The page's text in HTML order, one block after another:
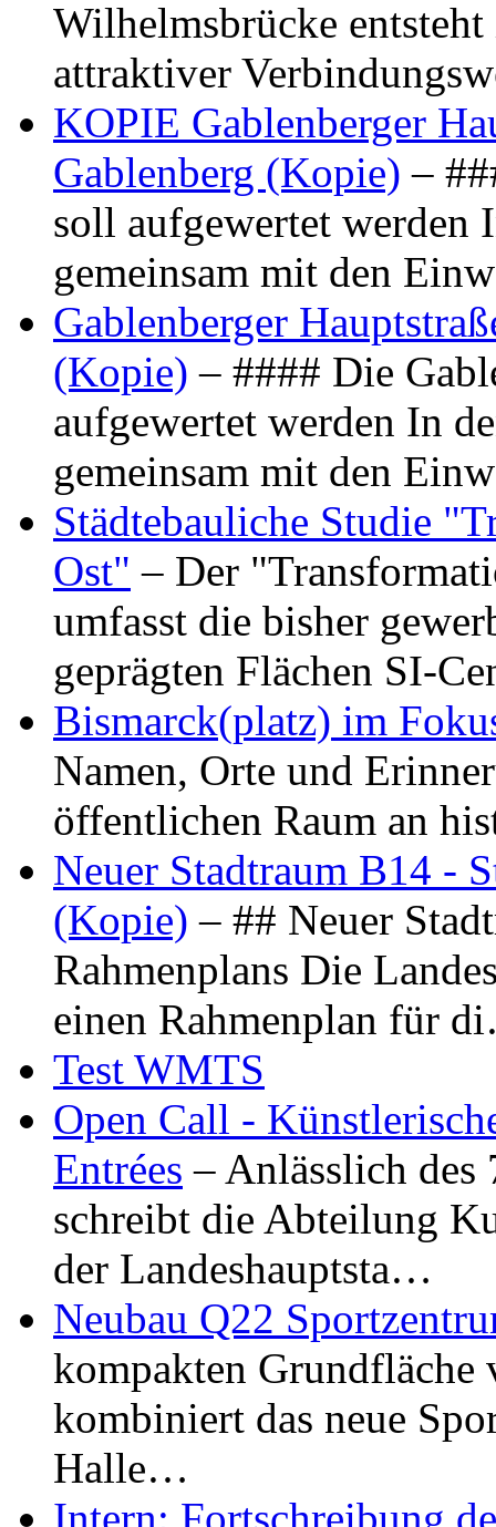
Wilhelmsbrücke
attraktiver
KOPIE Gablenberger
Gablenberg (Kopie) –
soll aufgewertet werden
gemeinsam mit den
Gablenberger
(Kopie) – #### Die
aufgewertet werden In
gemeinsam mit den
Städtebauliche Studie
Ost" – Der
umfasst die bisher
geprägten Flächen SI-
Bismarck(platz) im
Namen, Orte und
öffentlichen Raum an
Neuer Stadtraum B14 -
(Kopie) – ## Neuer
Rahmenplans Die
einen Rahmenplan für
Test WMTS
Open Call -
Entrées – Anlässlich
schreibt die Abteilung
der Landeshauptsta…
Neubau Q22
kompakten Grundfläche
kombiniert das neue
Halle…
Intern: Fortschreibung